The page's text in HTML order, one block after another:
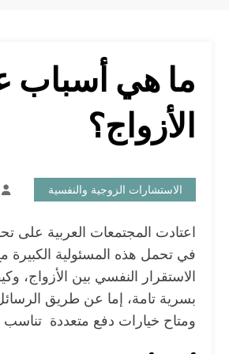
ما هي أسباب
الأزواج؟
الاستشارات الزوجية والنفسية
اعتادت المجتمعات العربية على
في تحمل هذه المسئولية الكبيرة
الاستقرار النفسي بين الأزواج،
ومتاح خيارات دفع متعددة تناسب